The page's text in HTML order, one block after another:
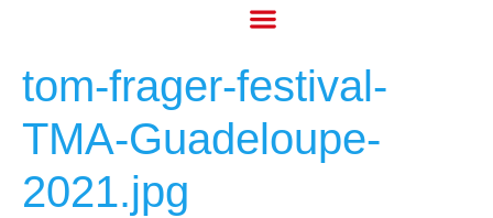
tom-frager-festival-
TMA-Guadeloupe-
2021.jpg